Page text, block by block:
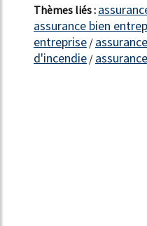
Thèmes liés :
assurance bien
entreprise /
d'incendie /